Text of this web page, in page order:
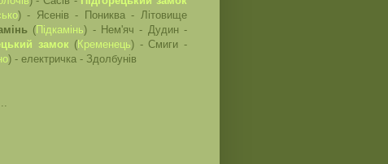
) - Ясенів - Пониква - Літовище
(Підкамінь) - Нем'яч - Дудин -
замок (Кременець) - Смиги -
) - електричка - Здолбунів